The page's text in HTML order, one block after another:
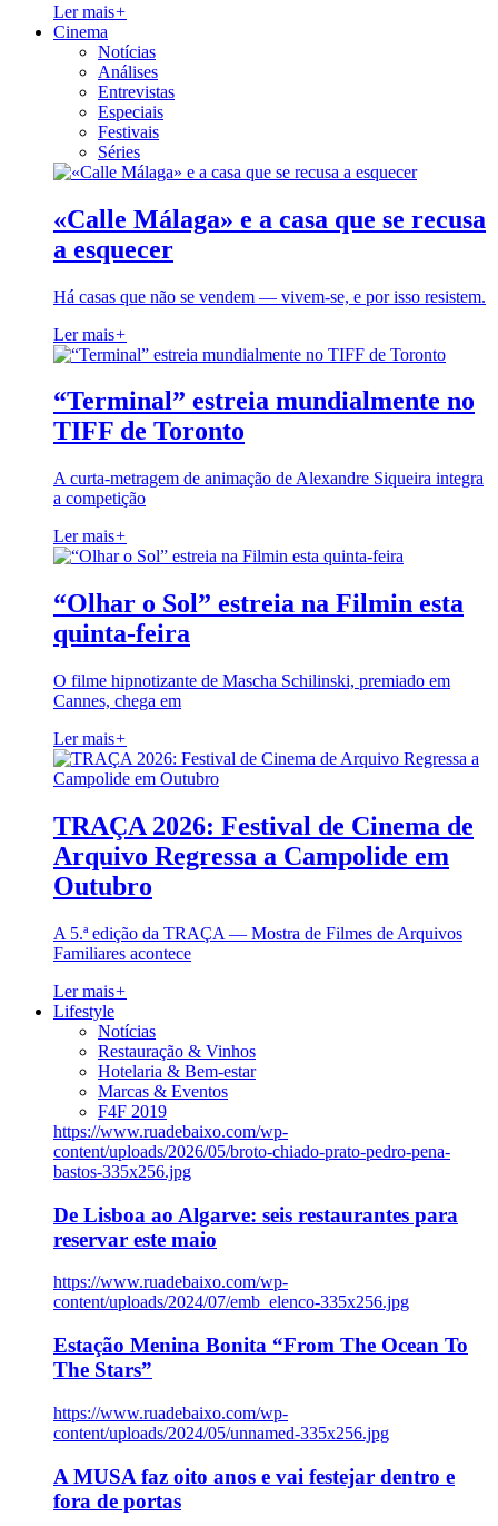
Ler mais+
Cinema
Notícias
Análises
Entrevistas
Especiais
Festivais
Séries
«Calle Málaga» e a casa que se recusa
a esquecer
Há casas que não se vendem — vivem-se, e por isso resistem.
Ler mais+
“Terminal” estreia mundialmente no
TIFF de Toronto
A curta-metragem de animação de Alexandre Siqueira integra
a competição
Ler mais+
“Olhar o Sol” estreia na Filmin esta
quinta-feira
O filme hipnotizante de Mascha Schilinski, premiado em
Cannes, chega em
Ler mais+
TRAÇA 2026: Festival de Cinema de
Arquivo Regressa a Campolide em
Outubro
A 5.ª edição da TRAÇA — Mostra de Filmes de Arquivos
Familiares acontece
Ler mais+
Lifestyle
Notícias
Restauração & Vinhos
Hotelaria & Bem-estar
Marcas & Eventos
F4F 2019
https://www.ruadebaixo.com/wp-
content/uploads/2026/05/broto-chiado-prato-pedro-pena-
bastos-335x256.jpg
De Lisboa ao Algarve: seis restaurantes para
reservar este maio
https://www.ruadebaixo.com/wp-
content/uploads/2024/07/emb_elenco-335x256.jpg
Estação Menina Bonita “From The Ocean To
The Stars”
https://www.ruadebaixo.com/wp-
content/uploads/2024/05/unnamed-335x256.jpg
A MUSA faz oito anos e vai festejar dentro e
fora de portas